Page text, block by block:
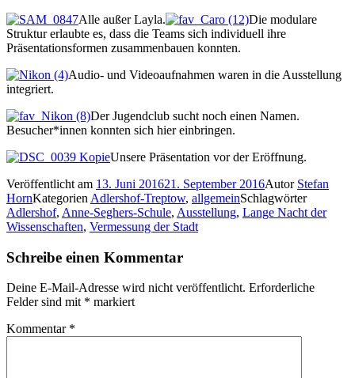
Alle außer Layla.
Die modulare
Struktur erlaubte es, dass die Teams sich individuell ihre
Präsentationsformen zusammenbauen konnten.
Audio- und Videoaufnahmen waren in die Ausstellung
integriert.
Der Jugendclub sucht noch einen Namen.
Besucher*innen konnten sich hier einbringen.
Unsere Präsentation vor der Eröffnung.
Veröffentlicht am 13. Juni 201621. September 2016Autor Stefan
HornKategorien Adlershof-Treptow, allgemeinSchlagwörter
Adlershof, Anne-Seghers-Schule, Ausstellung, Lange Nacht der
Wissenschaften, Vermessung der Stadt
Schreibe einen Kommentar
Deine E-Mail-Adresse wird nicht veröffentlicht. Erforderliche
Felder sind mit * markiert
Kommentar *